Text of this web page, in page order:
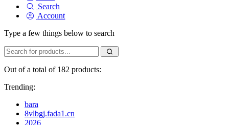
Search
Account
Type a few things below to search
Out of a total of 182 products:
Trending:
bara
8vlbgj.fada1.cn
2026